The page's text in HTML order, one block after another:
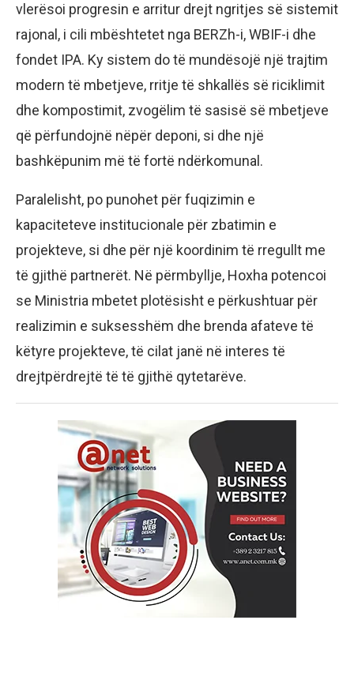
vlerësoi progresin e arritur drejt ngritjes së sistemit
rajonal, i cili mbështetet nga BERZh-i, WBIF-i dhe
fondet IPA. Ky sistem do të mundësojë një trajtim
modern të mbetjeve, rritje të shkallës së riciklimit
dhe kompostimit, zvogëlim të sasisë së mbetjeve
që përfundojnë nëpër deponi, si dhe një
bashkëpunim më të fortë ndërkomunal.
Paralelisht, po punohet për fuqizimin e
kapaciteteve institucionale për zbatimin e
projekteve, si dhe për një koordinim të rregullt me
të gjithë partnerët. Në përmbyllje, Hoxha potencoi
se Ministria mbetet plotësisht e përkushtuar për
realizimin e suksesshëm dhe brenda afateve të
këtyre projekteve, të cilat janë në interes të
drejtpërdrejtë të të gjithë qytetarëve.